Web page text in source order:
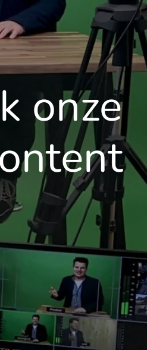
onze